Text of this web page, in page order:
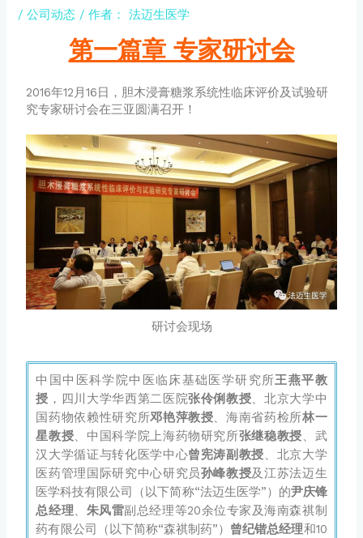
/公司动态 / 作者： 法迈生医学
第一篇章 专家研讨会
2016年12月16日，胆木浸膏糖浆系统性临床评价及试验研
究专家研讨会在三亚圆满召开！
研讨会现场
中国中医科学院中医临床基础医学研究所王燕平教
授 ，四川大学华西第二医院张伶俐教授、北京大学中
国药物依赖性研究所邓艳萍教授、海南省药检所林一
星教授、中国科学院上海药物研究所张继稳教授、武
汉大学循证与转化医学中心曾宪涛副教授、北京大学
医药管理国际研究中心研究员孙峰教授及江苏法迈生
医学科技有限公司（以下简称“法迈生医学”）的尹庆锋
总经理、 朱风雷副总经理等20余位专家及海南森祺制
药有限公司（以下简称“森祺制药”） 曾纪锴总经理和10